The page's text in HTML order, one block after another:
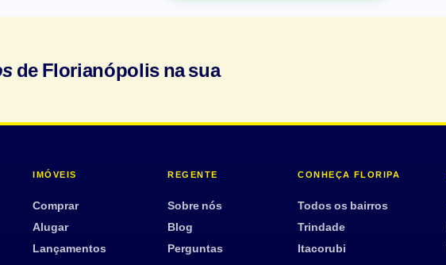
de Florianópolis na sua
IMÓVEIS
Comprar
Alugar
Lançamentos
REGENTE
Sobre nós
Blog
Perguntas
CONHEÇA FLORIPA
Todos os bairros
Trindade
Itacorubi